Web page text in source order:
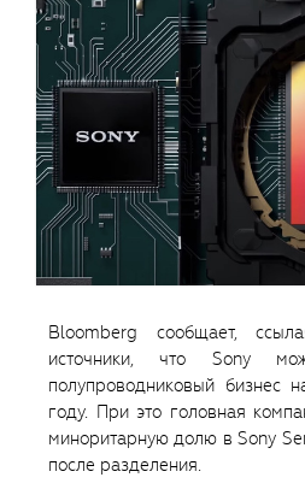
Bloomberg сообщает,
источники, что Sony
полупроводниковый бизнес
году. При это головная
миноритарную долю в Sony
после разделения.